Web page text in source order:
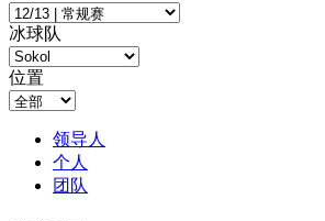
冰球队
位置
领导人
个人
团队